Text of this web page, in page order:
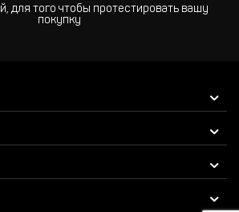
для того чтобы протестировать вашу
покупку